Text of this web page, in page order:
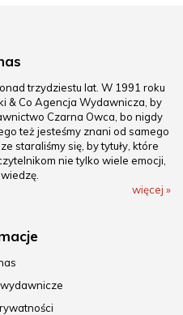
trzydziestu lat. W 1991 roku
& Co Agencja Wydawnicza, by
Czarna Owca, bo nigdy
też jesteśmy znani od samego
staraliśmy się, by tytuły, które
nie tylko wiele emocji,
więcej »